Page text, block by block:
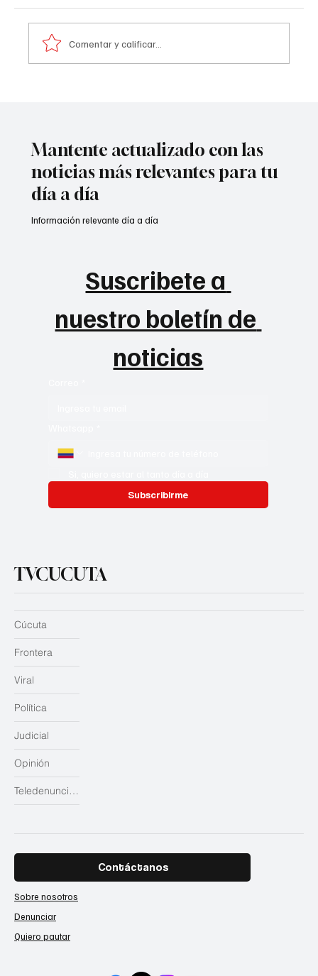
Comentar y calificar...
Mantente actualizado con las
noticias más relevantes para tu
día a día
Suscribete a
nuestro boletín de
noticias
Subscribirme
Información relevante día a día
TVCUCUTA
Judicial
Opinión
Teledenuncias
Cúcuta
Frontera
Viral
Política
Contáctanos
Sobre nosotros
Denunciar
Quiero pautar